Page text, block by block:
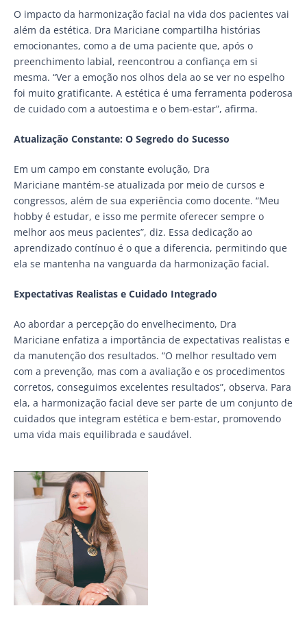
O impacto da harmonização facial na vida dos pacientes vai
além da estética. Dra Mariciane compartilha histórias
emocionantes, como a de uma paciente que, após o
preenchimento labial, reencontrou a confiança em si
mesma. “Ver a emoção nos olhos dela ao se ver no espelho
foi muito gratificante. A estética é uma ferramenta poderosa
de cuidado com a autoestima e o bem-estar”, afirma.
Atualização Constante: O Segredo do Sucesso
Em um campo em constante evolução, Dra
Mariciane mantém-se atualizada por meio de cursos e
congressos, além de sua experiência como docente. “Meu
hobby é estudar, e isso me permite oferecer sempre o
melhor aos meus pacientes”, diz. Essa dedicação ao
aprendizado contínuo é o que a diferencia, permitindo que
ela se mantenha na vanguarda da harmonização facial.
Expectativas Realistas e Cuidado Integrado
Ao abordar a percepção do envelhecimento, Dra
Mariciane enfatiza a importância de expectativas realistas e
da manutenção dos resultados. “O melhor resultado vem
com a prevenção, mas com a avaliação e os procedimentos
corretos, conseguimos excelentes resultados”, observa. Para
ela, a harmonização facial deve ser parte de um conjunto de
cuidados que integram estética e bem-estar, promovendo
uma vida mais equilibrada e saudável.